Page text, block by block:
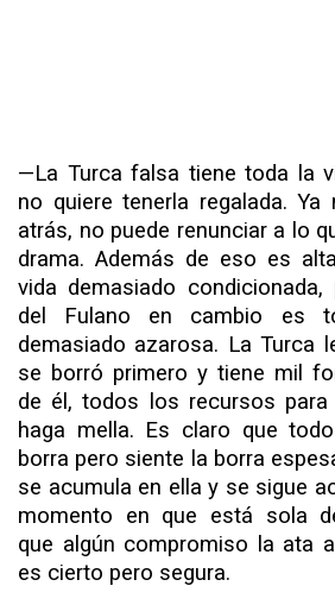
*
—La Turca falsa tiene toda la
no quieretenerla regalada. Ya
atrás, no puede renunciar a lo
drama. Además de eso es
vida demasiado
del Fulano en cambio es
demasiado azarosa. La Turca
se borró primero y tiene mil
de él, todos los recursos
haga mella. Es claro que
borra pero siente la borra
se acumula en ella y se sigue
momento en que está sola
que algún compromiso la ata
es cierto pero segura.